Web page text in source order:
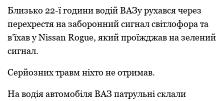
Близько 22-ї години водій ВАЗу рухався через
перехрестя на заборонний сигнал світлофора та
в’їхав у Nissan Rogue, який проїжджав на зелений
сигнал.
Серйозних травм ніхто не отримав.
На водія автомобіля ВАЗ патрульні склали